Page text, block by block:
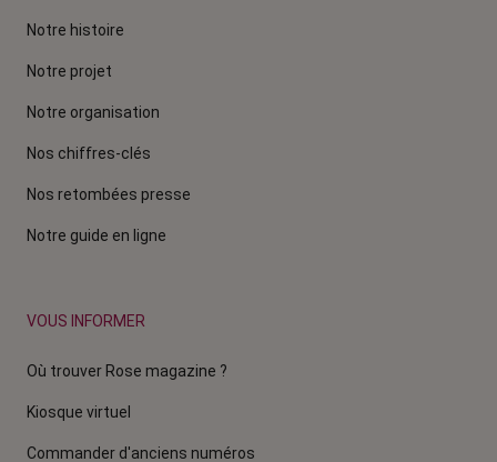
Notre histoire
Notre projet
Notre organisation
Nos chiffres-clés
Nos retombées presse
Notre guide en ligne
VOUS INFORMER
Où trouver Rose magazine ?
Kiosque virtuel
Commander d'anciens numéros